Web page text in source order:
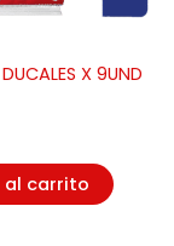
X 9UND
al carrito